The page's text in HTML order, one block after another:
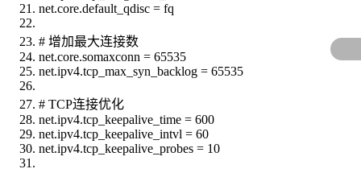
net.core.default_qdisc = fq
# 增加最大连接数
net.core.somaxconn = 65535
net.ipv4.tcp_max_syn_backlog = 65535
# TCP连接优化
net.ipv4.tcp_keepalive_time = 600
net.ipv4.tcp_keepalive_intvl = 60
net.ipv4.tcp_keepalive_probes = 10